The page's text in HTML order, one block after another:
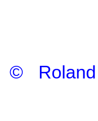
© Roland